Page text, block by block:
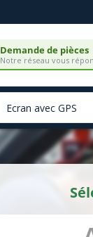
Demande de pièces
Notre réseau vous